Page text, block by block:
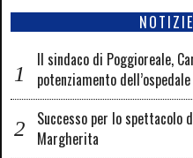
Il sindaco di Poggioreale,
potenziamento
Successo per lo spettacolo
Margherita